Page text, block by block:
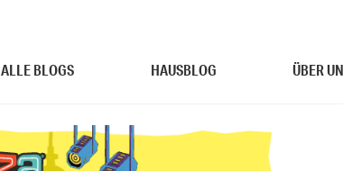
ALLE BLOGS HAUSBLOG ÜBER